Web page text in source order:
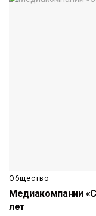
Общество
Медиакомпании
лет